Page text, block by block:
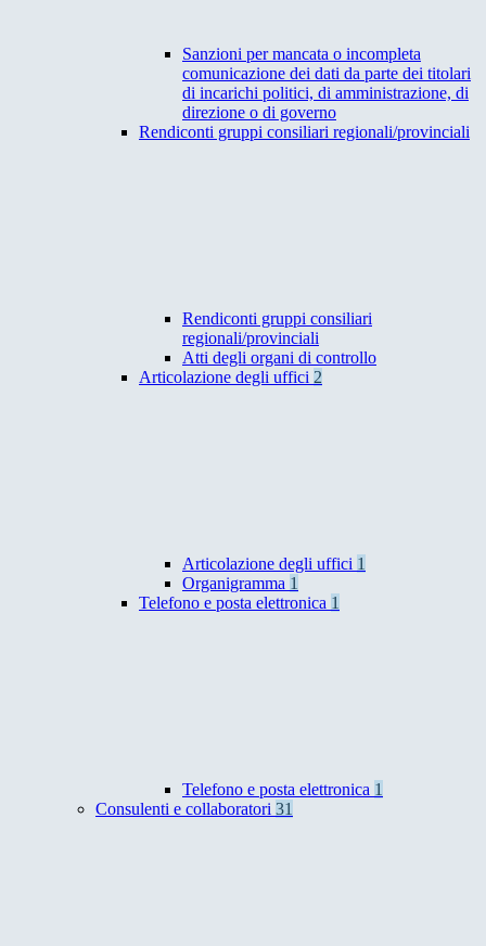
Sanzioni per mancata o incompleta
comunicazione dei dati da parte dei titolari
di incarichi politici, di amministrazione, di
direzione o di governo
Rendiconti gruppi consiliari regionali/provinciali
Rendiconti gruppi consiliari
regionali/provinciali
Atti degli organi di controllo
Articolazione degli uffici 2
Articolazione degli uffici 1
Organigramma 1
Telefono e posta elettronica 1
Telefono e posta elettronica 1
Consulenti e collaboratori 31